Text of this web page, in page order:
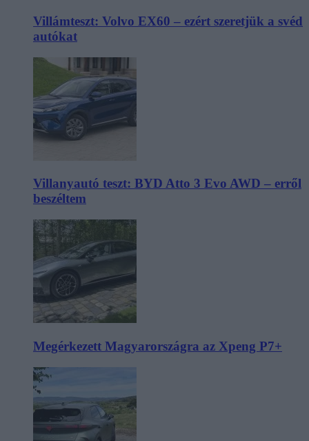
Villámteszt: Volvo EX60 – ezért szeretjük a svéd
autókat
Villanyautó teszt: BYD Atto 3 Evo AWD – erről
beszéltem
Megérkezett Magyarországra az Xpeng P7+